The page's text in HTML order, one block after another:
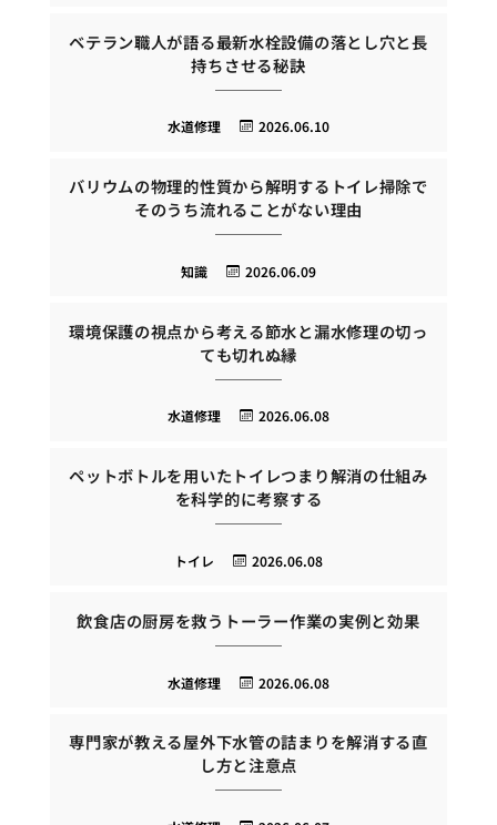
ベテラン職人が語る最新水栓設備の落とし穴と長
持ちさせる秘訣
2026.06.10
水道修理
バリウムの物理的性質から解明するトイレ掃除で
そのうち流れることがない理由
2026.06.09
知識
環境保護の視点から考える節水と漏水修理の切っ
ても切れぬ縁
2026.06.08
水道修理
ペットボトルを用いたトイレつまり解消の仕組み
を科学的に考察する
2026.06.08
トイレ
飲食店の厨房を救うトーラー作業の実例と効果
2026.06.08
水道修理
専門家が教える屋外下水管の詰まりを解消する直
し方と注意点